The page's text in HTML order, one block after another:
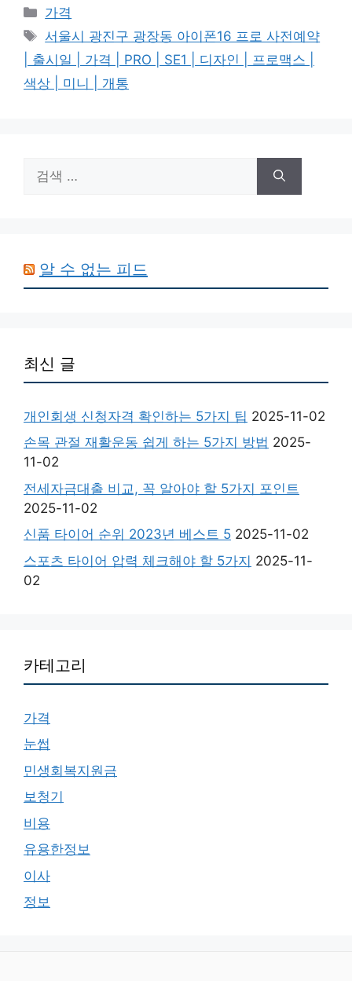
카
테
고
리
가격
태
그
서울시 광진구 광장동 아이폰16 프로 사전예약
| 출시일 | 가격 | PRO | SE1 | 디자인 | 프로맥스 |
색상 | 미니 | 개통
색:
알 수 없는 피드
최신 글
개인회생 신청자격 확인하는 5가지 팁 2025-11-02
손목 관절 재활운동 쉽게 하는 5가지 방법 2025-
11-02
전세자금대출 비교, 꼭 알아야 할 5가지 포인트
2025-11-02
신품 타이어 순위 2023년 베스트 5 2025-11-02
스포츠 타이어 압력 체크해야 할 5가지 2025-11-
02
카테고리
가격
눈썹
민생회복지원금
보청기
비용
유용한정보
이사
정보